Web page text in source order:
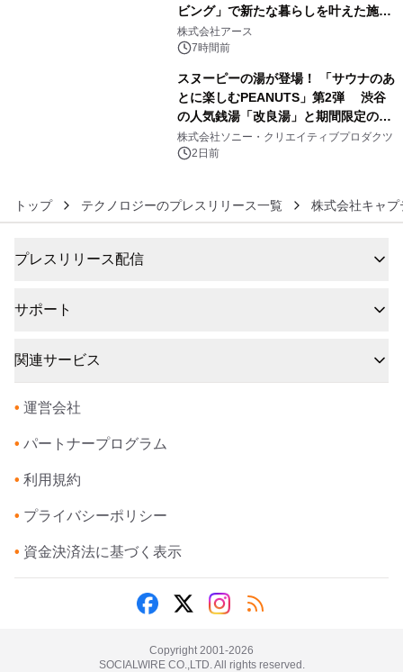
ビング」で新たな暮らしを叶えた施工
事例を株式会社アースが公開
株式会社アース
7時間前
スヌーピーの湯が登場！ 「サウナのあ
とに楽しむPEANUTS」第2弾 渋谷
の人気銭湯「改良湯」と期間限定のコ
ラボレーション サウナイキタイコラ
ボグッズも発売決定！
株式会社ソニー・クリエイティブプロダクツ
2日前
トップ テクノロジーのプレスリリース一覧 株式会社キャ
プレスリリース配信
サポート
関連サービス
• 運営会社
• パートナープログラム
• 利用規約
• プライバシーポリシー
• 資金決済法に基づく表示
Copyright 2001-2026
SOCIALWIRE CO.,LTD. All rights reserved.